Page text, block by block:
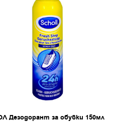
Дезодорант за обувки 150мл